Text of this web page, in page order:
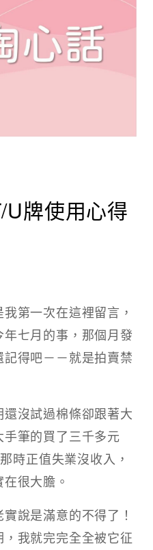
牌使用心得
第一次在這裡留言，
七月的事，那個月發
得吧－－就是拍賣禁
沒試過棉條卻跟著大
筆的買了三千多元
時正值失業沒收入，
很大膽。
說是滿意的不得了！
我就完完全全被它征